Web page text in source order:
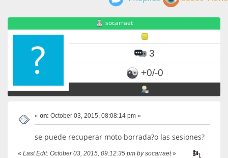
socarraet
3
+0/-0
« on: October 03, 2015, 08:08:14 pm »
se puede recuperar moto borrada?o las sesiones?
« Last Edit: October 03, 2015, 09:12:35 pm by socarraet»